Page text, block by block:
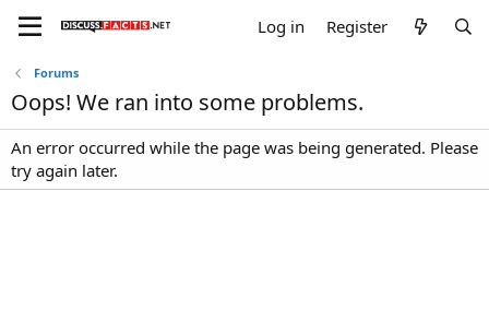
Log in Register
Forums
Oops! We ran into some problems.
An error occurred while the page was being generated. Please
try again later.